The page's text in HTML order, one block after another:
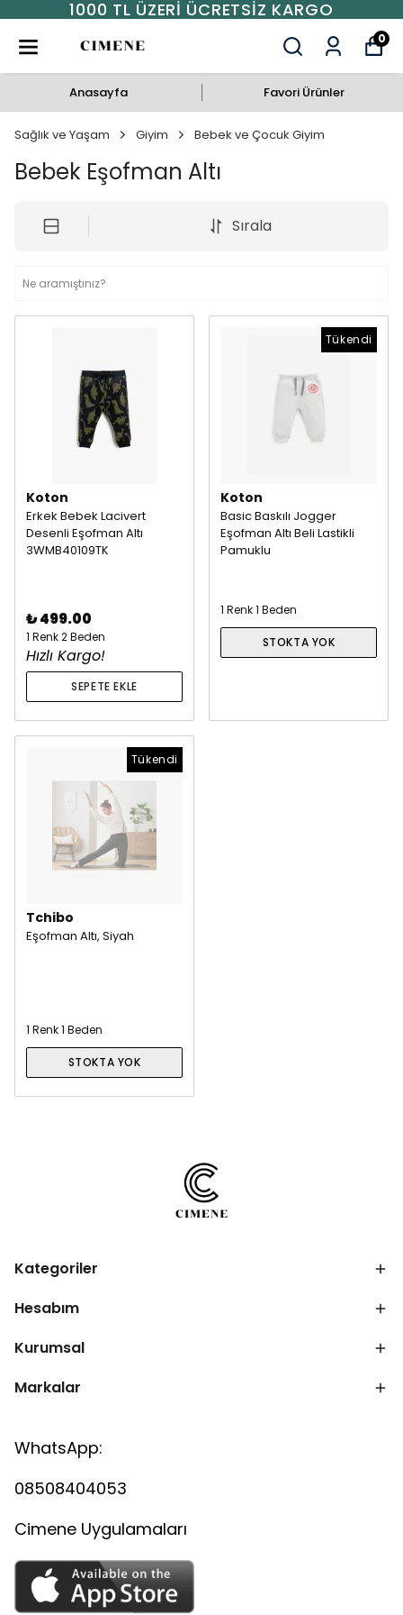
1000 TL ÜZERI ÜCRETSIZ KARGO
0
Anasayfa Favori Ürünler
Sağlık ve Yaşam Giyim Bebek ve Çocuk Giyim
Bebek Eşofman Altı
Sırala
Koton
Erkek Bebek Lacivert
Desenli Eşofman Altı
3WMB40109TK
₺ 499.00
1 Renk 2 Beden
Hızlı Kargo!
SEPETE EKLE
Tükendi
Koton
Basic Baskılı Jogger
Eşofman Altı Beli Lastikli
Pamuklu
1 Renk 1 Beden
STOKTA YOK
Tükendi
Tchibo
Eşofman Altı, Siyah
1 Renk 1 Beden
STOKTA YOK
Kategoriler
Hesabım
Kurumsal
Markalar
WhatsApp:
08508404053
Cimene Uygulamaları